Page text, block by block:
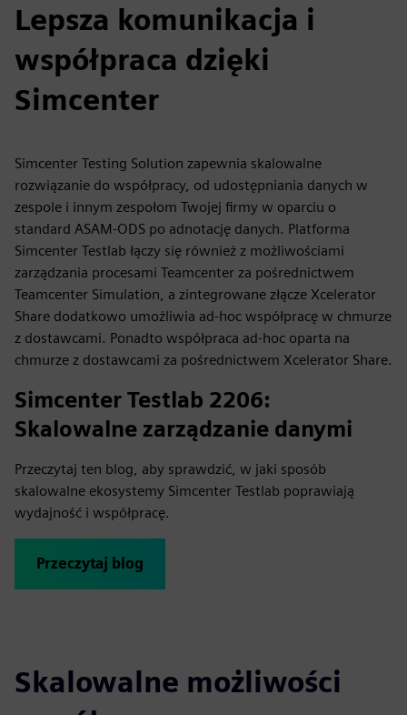
Lepsza komunikacja i
współpraca dzięki
Simcenter
Simcenter Testing Solution zapewnia skalowalne
rozwiązanie do współpracy, od udostępniania danych w
zespole i innym zespołom Twojej firmy w oparciu o
standard ASAM-ODS po adnotację danych. Platforma
Simcenter Testlab łączy się również z możliwościami
zarządzania procesami Teamcenter za pośrednictwem
Teamcenter Simulation, a zintegrowane złącze Xcelerator
Share dodatkowo umożliwia ad-hoc współpracę w chmurze
z dostawcami. Ponadto współpraca ad-hoc oparta na
chmurze z dostawcami za pośrednictwem Xcelerator Share.
Simcenter Testlab 2206:
Skalowalne zarządzanie danymi
Przeczytaj ten blog, aby sprawdzić, w jaki sposób
skalowalne ekosystemy Simcenter Testlab poprawiają
wydajność i współpracę.
Przeczytaj blog
Skalowalne możliwości